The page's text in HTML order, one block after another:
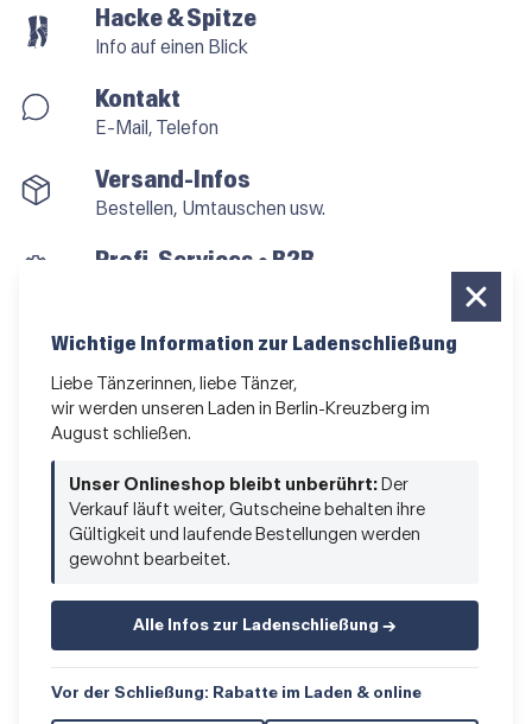
Hacke & Spitze
Info auf einen Blick
Kontakt
E-Mail, Telefon
Versand-Infos
Bestellen, Umtauschen usw.
Profi-Services • B2B
Newsletter bestellen
Das Kleingedruckte
Vertrag widerrufen
Wichtige Information zur Ladenschließung
Liebe Tänzerinnen, liebe Tänzer,
wir werden unseren Laden in Berlin-Kreuzberg im
August schließen.
Unser Onlineshop bleibt unberührt: Der
Verkauf läuft weiter, Gutscheine behalten ihre
Gültigkeit und laufende Bestellungen werden
gewohnt bearbeitet.
Alle Infos zur Ladenschließung →
Vor der Schließung: Rabatte im Laden & online